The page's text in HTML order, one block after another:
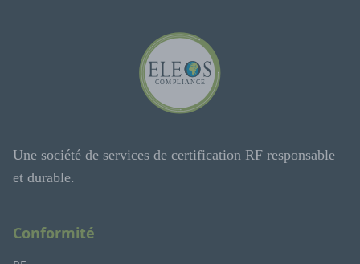
Une société de services de certification RF responsable
et durable.
Conformité